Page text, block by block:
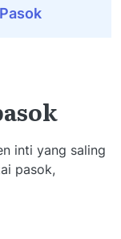
inti yang saling
pasok,